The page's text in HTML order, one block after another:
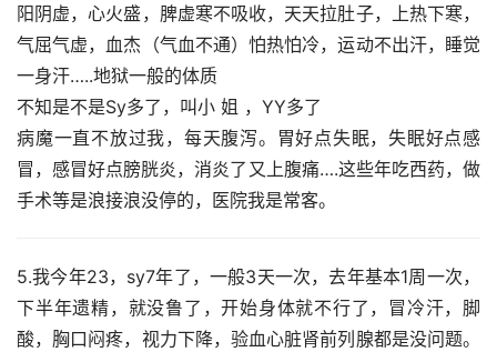
阳阴虚，心火盛，脾虚寒不吸收，天天拉肚子，上热下寒，
气屈气虚，血杰（气血不通）怕热怕冷，运动不出汗，睡觉
一身汗…..地狱一般的体质
不知是不是Sy多了，叫小 姐 ，YY多了
病魔一直不放过我，每天腹泻。胃好点失眠，失眠好点感
冒，感冒好点膀胱炎，消炎了又上腹痛….这些年吃西药，做
手术等是浪接浪没停的，医院我是常客。
5.我今年23，sy7年了，一般3天一次，去年基本1周一次，
下半年遗精，就没鲁了，开始身体就不行了，冒冷汗，脚
酸，胸口闷疼，视力下降，验血心脏肾前列腺都是没问题。